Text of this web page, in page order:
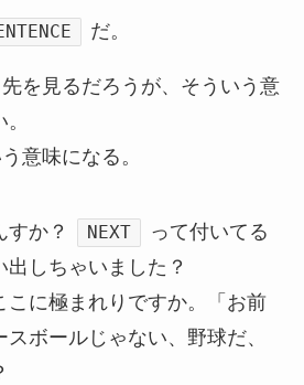
だ。
を見るだろうが、そういう意
意味になる。
すか？ NEXT
って付いてる
しちゃいました？
こに極まれりですか。「お前
ボールじゃない、野球だ、